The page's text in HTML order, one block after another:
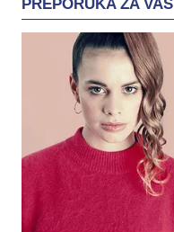
PREPORUKA ZA VAS